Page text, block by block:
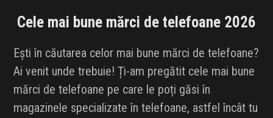
IDEI DE CADOURI
ȘTIRI
Cele mai bune mărci de telefoane 2026
Ești în căutarea celor mai bune mărci de telefoane?
Ai venit unde trebuie! Ți-am pregătit cele mai bune
mărci de telefoane pe care le poți găsi în
magazinele specializate în telefoane, astfel încât tu